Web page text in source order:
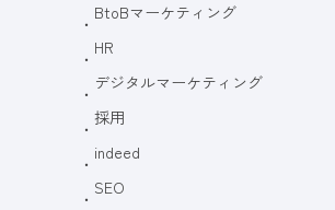
BtoBマーケティング
HR
デジタルマーケティング
採用
indeed
SEO